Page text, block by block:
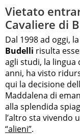
Vietato
Cavaliere di
Dal 1998 ad oggi,
Budelli risulta
agli studi, la lingua
anni, ha visto
qui la decisione
Maddalena di
alla splendida
l’altro sta vivendo
“alieni”.